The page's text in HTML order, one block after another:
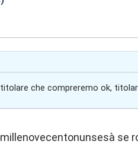
che compreremo ok,
se